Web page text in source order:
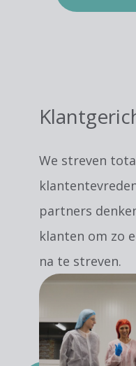
We streven
partners
klanten om zo
na te streven.